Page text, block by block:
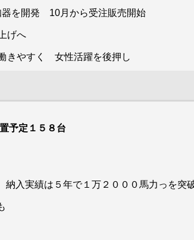
（前列左か
ト。左から
ス充填所で
ーの払い出
業員11人体制でライフライン
新しい立地は国道55号線バイ
行い、土地を３・５㍍かさ上
填所の敷地面積は３６１平方
基だったところを増強。プラ
をオープンした。ガス外収益
ネルギー事業を展開してきた
ハウスクリーニング、水回り
いく方針だ。
よると、１～６月のＬＰガス溶接容器・
器を開発 10月から受注販売開始
げへ
きやすく 女性活躍を後押し
予定１５８台
定した２０２１年度補正第２回と22年度
入実績は５年で１万２０００馬力っを突